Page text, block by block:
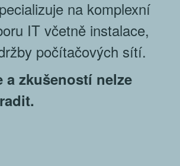
na komplexní
IT včetně instalace,
počítačových sítí.
a zkušeností nelze